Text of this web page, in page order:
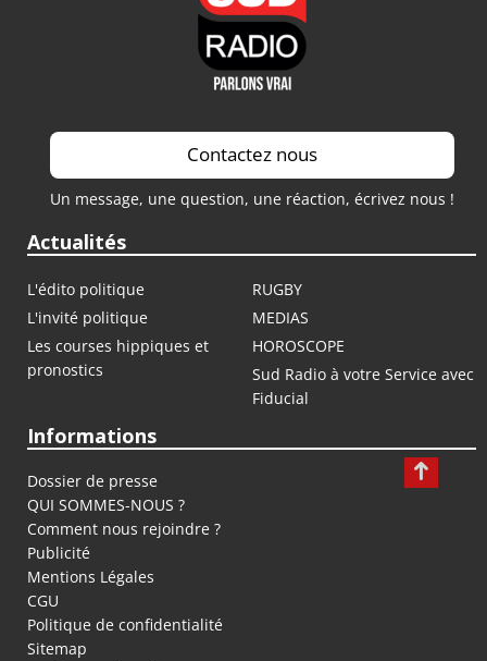
Contactez nous
Un message, une question, une réaction, écrivez nous !
Actualités
L'édito politique
RUGBY
L'invité politique
MEDIAS
Les courses hippiques et
pronostics
HOROSCOPE
Sud Radio à votre Service avec
Fiducial
Informations
Dossier de presse
QUI SOMMES-NOUS ?
Comment nous rejoindre ?
Publicité
Mentions Légales
CGU
Politique de confidentialité
Sitemap